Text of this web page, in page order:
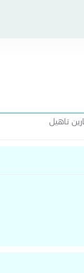
تاهيل